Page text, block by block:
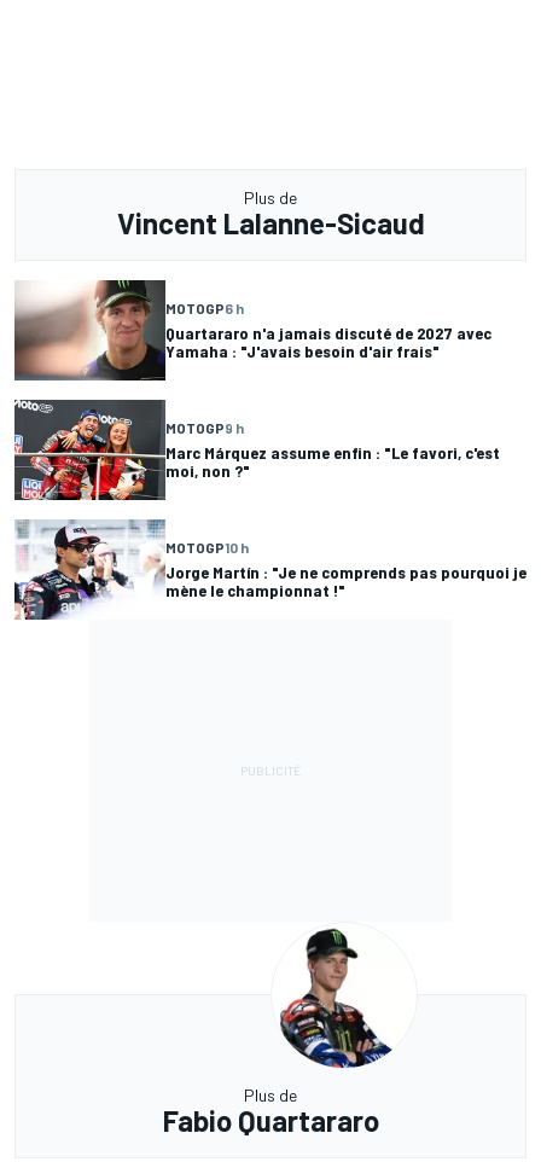
Plus de
Vincent Lalanne-Sicaud
MOTOGP6 h
Quartararo n'a jamais discuté de 2027 avec
Yamaha : "J'avais besoin d'air frais"
MOTOGP9 h
Marc Márquez assume enfin : "Le favori, c'est
moi, non ?"
MOTOGP10 h
Jorge Martín : "Je ne comprends pas pourquoi je
mène le championnat !"
Plus de
Fabio Quartararo